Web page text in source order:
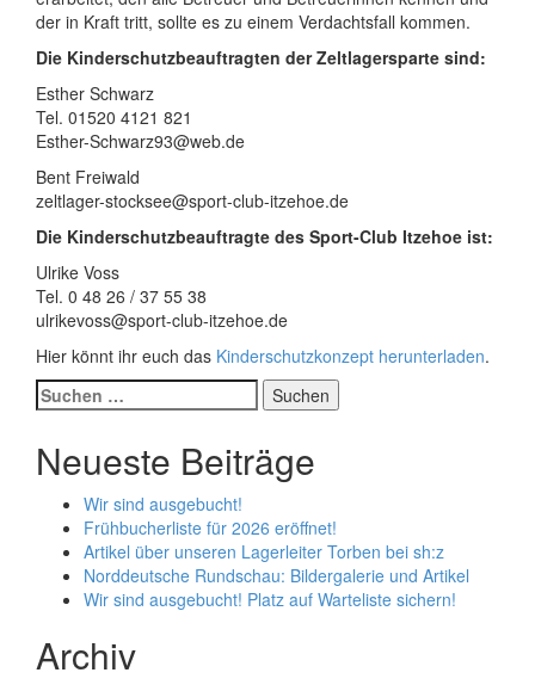
der in Kraft tritt, sollte es zu einem Verdachtsfall kommen.
Die Kinderschutzbeauftragten der Zeltlagersparte sind:
Esther Schwarz
Tel. 01520 4121 821
Esther-Schwarz93@web.de
Bent Freiwald
zeltlager-stocksee@sport-club-itzehoe.de
Die Kinderschutzbeauftragte des Sport-Club Itzehoe ist:
Ulrike Voss
Tel. 0 48 26 / 37 55 38
ulrikevoss@sport-club-itzehoe.de
Hier könnt ihr euch das Kinderschutzkonzept herunterladen.
Suchen
nach:
Neueste Beiträge
Wir sind ausgebucht!
Frühbucherliste für 2026 eröffnet!
Artikel über unseren Lagerleiter Torben bei sh:z
Norddeutsche Rundschau: Bildergalerie und Artikel
Wir sind ausgebucht! Platz auf Warteliste sichern!
Archiv